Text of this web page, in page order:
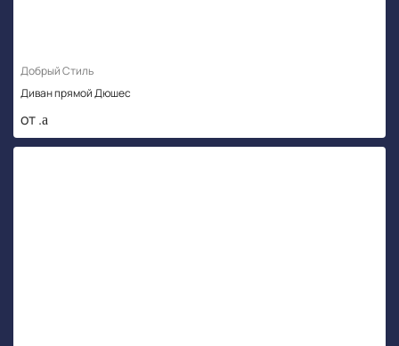
Добрый Стиль
Диван прямой Дюшес
от .